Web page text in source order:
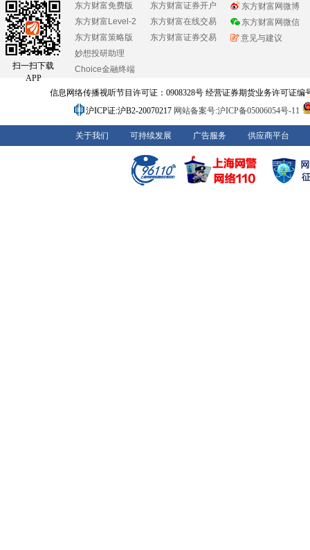
扫一扫下载
APP
东方财富免费版
东方财富Level-2
东方财富策略版
妙想投研助理
Choice金融终端
东方财富证券开户
东方财富在线交易
东方财富证券交易
东方财富网微博
东方财富网微信
意见与建议
信息网络传播视听节目许可证：0908328号 经营证券期货业务许可证编
沪ICP证:沪B2-20070217 网站备案号:沪ICP备05006054号-11
关于我们 可持续发展 广告服务 供应商平台